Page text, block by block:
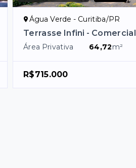
Água Verde - Curitiba/PR
Terrasse Infini - Comercial
Área Privativa 64,72m²
R$715.000